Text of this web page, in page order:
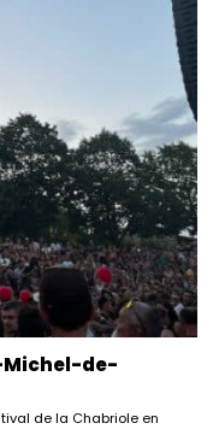
Michel-de-
de la Chabriole en